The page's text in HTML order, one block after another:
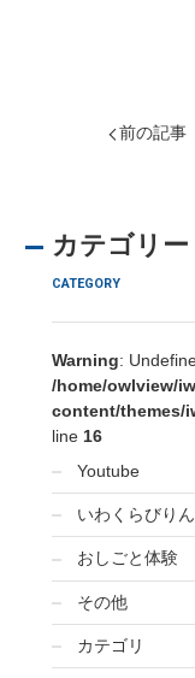
前の記事
カテゴリー
CATEGORY
Warning:
/home/owlview/
content/themes/
line 16
Youtube
いわくらびり
おしごと体験
その他
カテゴリ